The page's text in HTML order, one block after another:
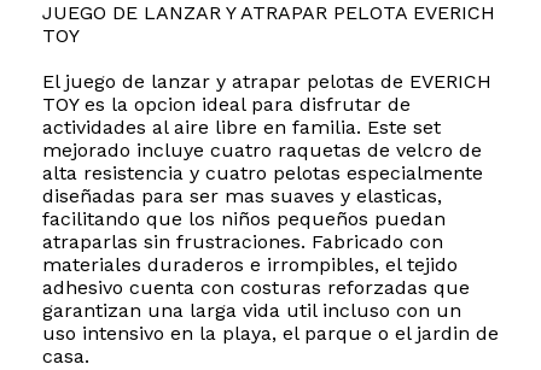
JUEGO DE LANZAR Y ATRAPAR PELOTA EVERICH
TOY
El juego de lanzar y atrapar pelotas de EVERICH
TOY es la opcion ideal para disfrutar de
actividades al aire libre en familia. Este set
mejorado incluye cuatro raquetas de velcro de
alta resistencia y cuatro pelotas especialmente
diseñadas para ser mas suaves y elasticas,
facilitando que los niños pequeños puedan
atraparlas sin frustraciones. Fabricado con
materiales duraderos e irrompibles, el tejido
adhesivo cuenta con costuras reforzadas que
garantizan una larga vida util incluso con un
uso intensivo en la playa, el parque o el jardin de
casa.